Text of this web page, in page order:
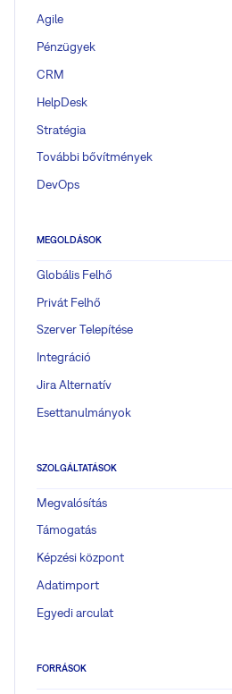
Agile
Pénzügyek
CRM
HelpDesk
Stratégia
További bővítmények
DevOps
MEGOLDÁSOK
Globális Felhő
Privát Felhő
Szerver Telepítése
Integráció
Jira Alternatív
Esettanulmányok
SZOLGÁLTATÁSOK
Megvalósítás
Támogatás
Képzési központ
Adatimport
Egyedi arculat
FORRÁSOK